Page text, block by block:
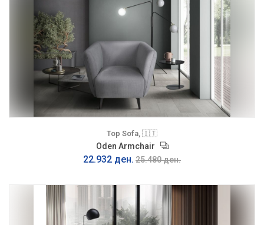
Top Sofa, 🇮🇹
Oden Armchair
22.932 ден. 25.480 ден.